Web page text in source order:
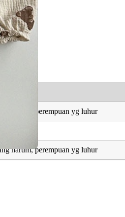
harum, perempuan yg luhur
harum, perempuan yg luhur